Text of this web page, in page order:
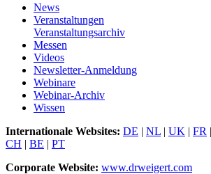
News
Veranstaltungen
Veranstaltungsarchiv
Messen
Videos
Newsletter-Anmeldung
Webinare
Webinar-Archiv
Wissen
Internationale Websites: DE | NL | UK | FR |
CH | BE | PT
Corporate Website: www.drweigert.com